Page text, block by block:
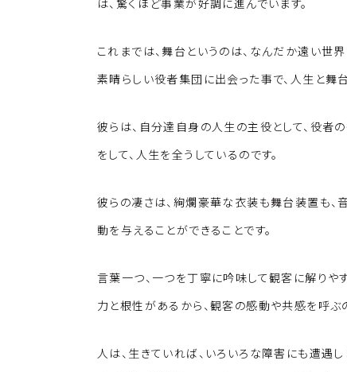
は、驚くほど事業が好調に進んでいます。
これまでは、舞台というのは、なんだか遠い世
素晴らしい役者集団に出会った事で、人生と舞
彼らは、自分達自身の人生の主役として、役者
をして、人生を全うしているのです。
彼らの凄さは、絢爛豪華な衣装も舞台装置も、
動を与えることができることです。
言葉一つ、一つを丁寧に吟味して観客に解りや
力と根性があるから、観客の感動や共感を呼ぶ
人は、生きていれば、いろいろな障害にも遭遇